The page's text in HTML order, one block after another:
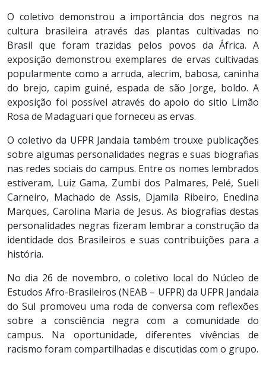
O coletivo demonstrou a importância dos negros na
cultura brasileira através das plantas cultivadas no
Brasil que foram trazidas pelos povos da África. A
exposição demonstrou exemplares de ervas cultivadas
popularmente como a arruda, alecrim, babosa, caninha
do brejo, capim guiné, espada de são Jorge, boldo. A
exposição foi possível através do apoio do sitio Limão
Rosa de Madaguari que forneceu as ervas.
O coletivo da UFPR Jandaia também trouxe publicações
sobre algumas personalidades negras e suas biografias
nas redes sociais do campus. Entre os nomes lembrados
estiveram, Luiz Gama, Zumbi dos Palmares, Pelé, Sueli
Carneiro, Machado de Assis, Djamila Ribeiro, Enedina
Marques, Carolina Maria de Jesus. As biografias destas
personalidades negras fizeram lembrar a construção da
identidade dos Brasileiros e suas contribuições para a
história.
No dia 26 de novembro, o coletivo local do Núcleo de
Estudos Afro-Brasileiros (NEAB – UFPR) da UFPR Jandaia
do Sul promoveu uma roda de conversa com reflexões
sobre a consciência negra com a comunidade do
campus. Na oportunidade, diferentes vivências de
racismo foram compartilhadas e discutidas com o grupo.